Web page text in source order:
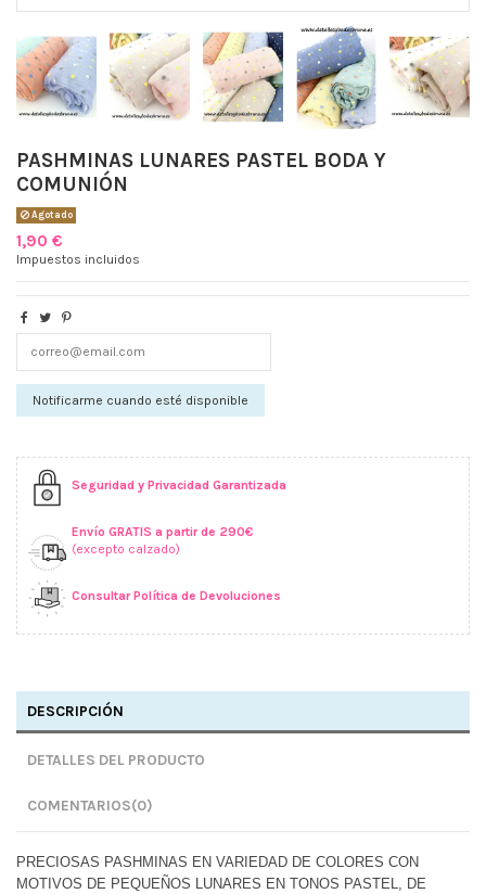
PASHMINAS LUNARES PASTEL BODA Y
COMUNIÓN
Agotado
1,90 €
Impuestos incluidos
Seguridad y Privacidad Garantizada
Envío GRATIS a partir de 290€
(excepto calzado)
Consultar Política de Devoluciones
DESCRIPCIÓN
DETALLES DEL PRODUCTO
COMENTARIOS(0)
PRECIOSAS PASHMINAS EN VARIEDAD DE COLORES CON
MOTIVOS DE PEQUEÑOS LUNARES EN TONOS PASTEL, DE